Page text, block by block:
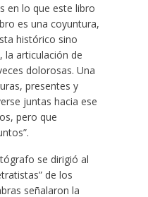
en lo que este libro
es una coyuntura,
histórico sino
articulación de
dolorosas. Una
presentes y
juntas hacia ese
pero que
se dirigió al
de los
señalaron la